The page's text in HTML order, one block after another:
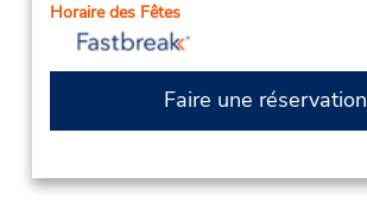
Horaire des Fêtes
Faire une réservation